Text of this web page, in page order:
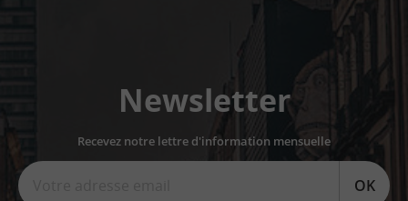
Newsletter
Recevez notre lettre d'information mensuelle
OK